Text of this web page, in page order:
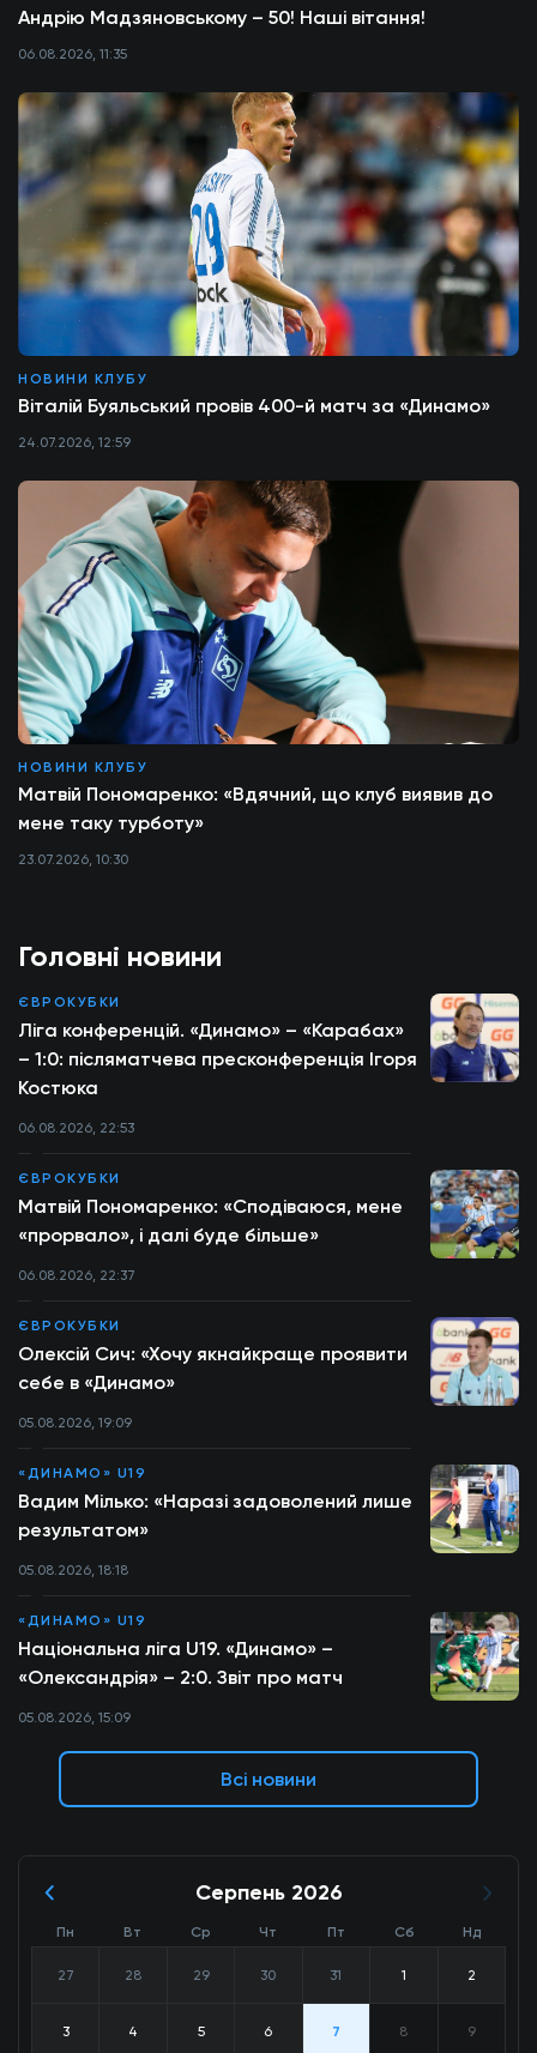
Головні новини
ЄВРОКУБКИ
Ліга конференцій. «Динамо» – «Карабах»
– 1:0: післяматчева пресконференція Ігоря
Костюка
06.08.2026, 22:53
ЄВРОКУБКИ
Матвій Пономаренко: «Сподіваюся, мене
«прорвало», і далі буде більше»
06.08.2026, 22:37
ЄВРОКУБКИ
Олексій Сич: «Хочу якнайкраще проявити
себе в «Динамо»
05.08.2026, 19:09
«ДИНАМО» U19
Вадим Мілько: «Наразі задоволений лише
результатом»
05.08.2026, 18:18
«ДИНАМО» U19
Національна ліга U19. «Динамо» –
«Олександрія» – 2:0. Звіт про матч
05.08.2026, 15:09
Всі новини
Серпень 2026
Пн Вт Ср Чт Пт Сб Нд
27 28 29 30 31 1 2
3 4 5 6 7 8 9
Андрію Мадзяновському – 50! Наші вітання!
06.08.2026, 11:35
НОВИНИ КЛУБУ
Віталій Буяльський провів 400-й матч за «Динамо»
24.07.2026, 12:59
НОВИНИ КЛУБУ
Матвій Пономаренко: «Вдячний, що клуб виявив до
мене таку турботу»
23.07.2026, 10:30